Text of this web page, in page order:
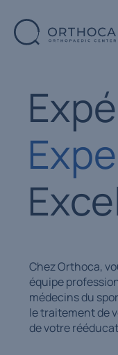
Chez Orthoca,
équipe
médecins du
le traitement de
de votre